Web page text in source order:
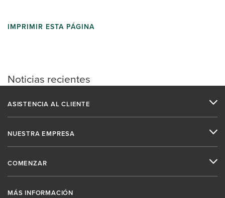
Noticias recientes
IMPRIMIR ESTA PÁGINA
ASISTENCIA AL CLIENTE
NUESTRA EMPRESA
COMENZAR
MÁS INFORMACIÓN